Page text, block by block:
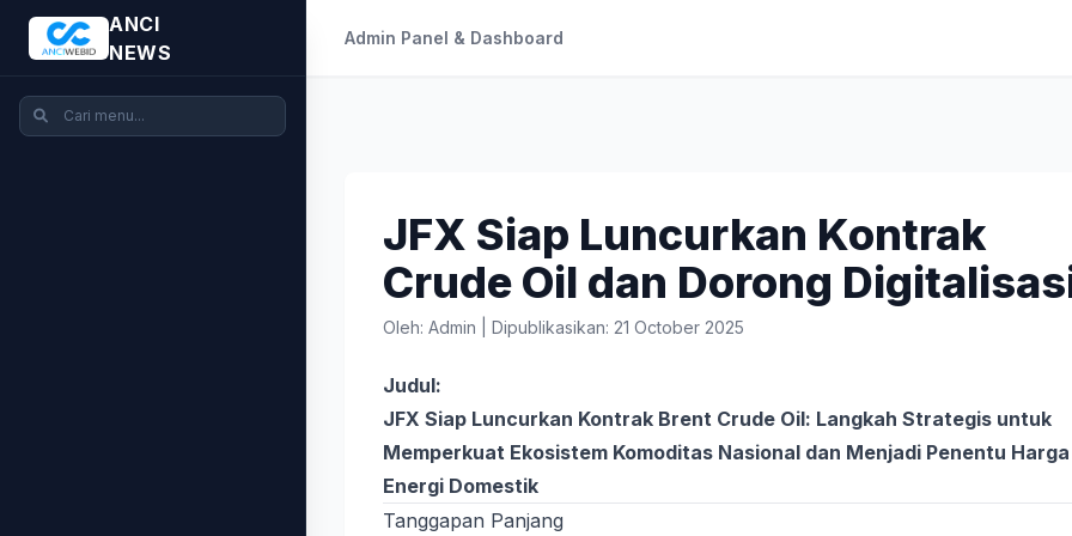
ANCI
NEWS
Admin Panel & Dashboard
JFX Siap Luncurkan Kontrak
Crude Oil dan Dorong
Oleh: Admin Dipublikasikan: 21 October 2025
Judul:
JFX Siap Luncurkan Kontrak Brent Crude Oil: Langkah Strategis untuk
Memperkuat Ekosistem Komoditas Nasional dan Menjadi Penentu Harga
Energi Domestik
Tanggapan Panjang